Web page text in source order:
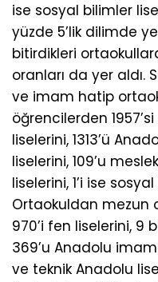
ise sosyal bilimler
yüzde 5’lik dilimde
bitirdikleri
oranları da yer aldı.
ve imam hatip
öğrencilerden
liselerini, 1313’ü
liselerini, 109’u
liselerini, 1’i ise
Ortaokuldan mezun
970’i fen liselerini, 9
369’u Anadolu
ve teknik Anadolu